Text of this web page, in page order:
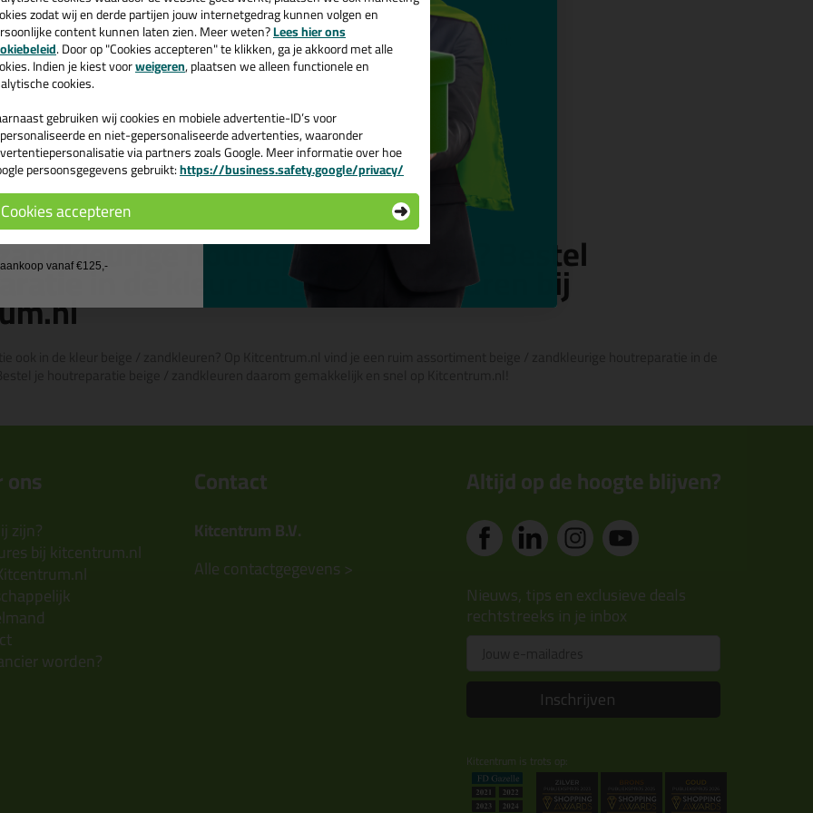
Hout
in
(1)
Frencken Kneedbaar Hout
125ml
oppervlaktebeschadigingen in
hout
5,55
Bekijken
Woodfill set 2 component
Polyesterhars vulmiddel voor
35,95
Bekijken
zandkleurige houtreparatie kopen? Bestel
in de kleur beige / zandkleuren bij
ons
zijn?
bij kitcentrum.nl
worden?
Contact
Kitcentrum B.V.
Alle contactgegevens >
Altijd op de hoogte blijven?
Nieuws, tips en exclusieve deals
rechtstreeks in je inbox
Inschrijven
Kitcentrum is trots op:
zodat wij en derde partijen jouw internetgedrag kunnen volgen en
content kunnen laten zien. Meer weten?Lees hier ons
. Door op "Cookies accepteren" te klikken, ga je akkoord met alle
Indien je kiest voorweigeren, plaatsen we alleen functionele en
cookies.
gebruiken wij cookies en mobiele advertentie-ID’s voor
en niet-gepersonaliseerde advertenties, waaronder
via partners zoals Google. Meer informatie over hoe
persoonsgegevens gebruikt:https://business.safety.google/privacy/
Cookies accepteren
en ontvang een
€35,-bij je eerste bestelling!
de actiecode ›
geen cadeau
vanaf €125,-